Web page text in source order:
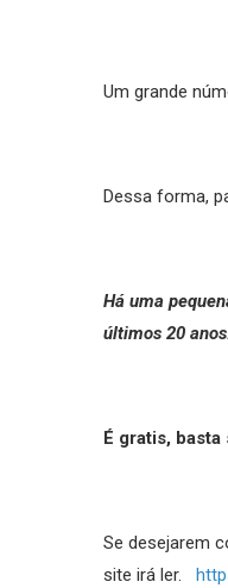
Um grande
Dessa forma,
Há uma
últimos 20
É gratis,
Se desejarem
site irá ler.